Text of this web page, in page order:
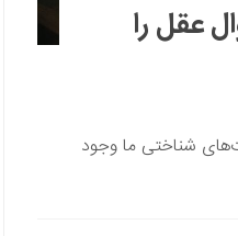
عقل را
شناختی ما وجود